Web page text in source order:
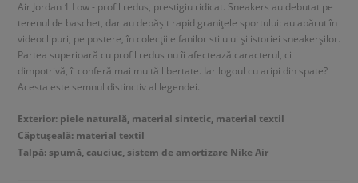
Air Jordan 1 Low - profil redus, prestigiu ridicat. Sneakers au debutat pe
terenul de baschet, dar au depășit rapid granițele sportului: au apărut în
videoclipuri, pe postere, în colecțiile fanilor stilului și istoriei sneakerșilor.
Partea superioară cu profil redus nu îi afectează caracterul, ci
dimpotrivă, îi conferă mai multă libertate. Iar logoul cu aripi din spate?
Acesta este semnul distinctiv al legendei.
Exterior: piele naturală, material sintetic, material textil
Căptușeală: material textil
Talpă: spumă, cauciuc, sistem de amortizare Nike Air